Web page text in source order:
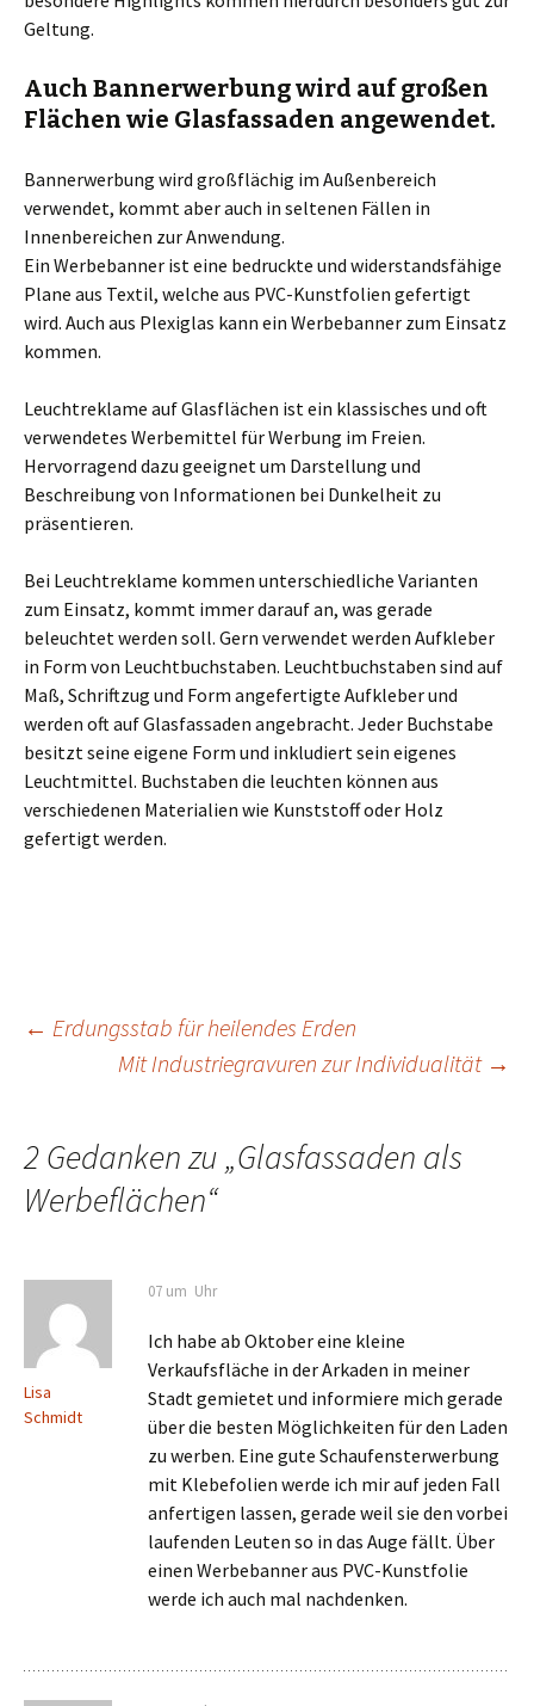
Geltung.
Auch Bannerwerbung wird auf großen
Flächen wie Glasfassaden angewendet.
Bannerwerbung wird großflächig im Außenbereich
verwendet, kommt aber auch in seltenen Fällen in
Innenbereichen zur Anwendung.
Ein Werbebanner ist eine bedruckte und widerstandsfähige
Plane aus Textil, welche aus PVC-Kunstfolien gefertigt
wird. Auch aus Plexiglas kann ein Werbebanner zum Einsatz
kommen.
Leuchtreklame auf Glasflächen ist ein klassisches und oft
verwendetes Werbemittel für Werbung im Freien.
Hervorragend dazu geeignet um Darstellung und
Beschreibung von Informationen bei Dunkelheit zu
präsentieren.
Bei Leuchtreklame kommen unterschiedliche Varianten
zum Einsatz, kommt immer darauf an, was gerade
beleuchtet werden soll. Gern verwendet werden Aufkleber
in Form von Leuchtbuchstaben. Leuchtbuchstaben sind auf
Maß, Schriftzug und Form angefertigte Aufkleber und
werden oft auf Glasfassaden angebracht. Jeder Buchstabe
besitzt seine eigene Form und inkludiert sein eigenes
Leuchtmittel. Buchstaben die leuchten können aus
verschiedenen Materialien wie Kunststoff oder Holz
gefertigt werden.
Beitrags-
← Erdungsstab für heilendes Erden
Mit Industriegravuren zur Individualität →
2 Gedanken zu „Glasfassaden als
Werbeflächen“
Lisa
Schmidt
07 um Uhr
Ich habe ab Oktober eine kleine
Verkaufsfläche in der Arkaden in meiner
Stadt gemietet und informiere mich gerade
über die besten Möglichkeiten für den Laden
zu werben. Eine gute Schaufensterwerbung
mit Klebefolien werde ich mir auf jeden Fall
anfertigen lassen, gerade weil sie den vorbei
laufenden Leuten so in das Auge fällt. Über
einen Werbebanner aus PVC-Kunstfolie
werde ich auch mal nachdenken.